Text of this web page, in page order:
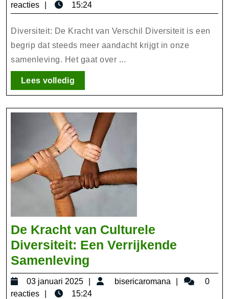
Diversiteit:
Een
Kleurrijke
2025
reacties
15:24
Diversiteit: De Kracht van Verschil Diversiteit is een
begrip dat steeds meer aandacht krijgt in onze
samenleving. Het gaat over ...
Lees volledigLees
volledig
De Kracht van Culturele
Diversiteit: Een Verrijkende
Samenleving
Kracht
van
03 januari 2025
03
bisericaromana
0
reacties
15:24